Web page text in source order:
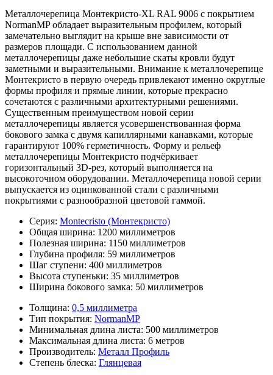
Металлочерепица Монтекристо-XL RAL 9006 с покрытием
NormanMP обладает выразительным профилем, который
замечательно выглядит на крыше вне зависимости от
размеров площади. С использованием данной
металлочерепицы даже небольшие скаты кровли будут
заметными и выразительными. Внимание к металлочерепице
Монтекристо в первую очередь привлекают именно округлые
формы профиля и прямые линии, которые прекрасно
сочетаются с различными архитектурными решениями.
Существенным преимуществом новой серии
металлочерепицы является усовершенствованная форма
бокового замка с двумя капиллярными канавками, которые
гарантируют 100% герметичность. Форму и рельеф
металлочерепицы Монтекристо подчёркивает
горизонтальный 3D-рез, который выполняется на
высокоточном оборудовании. Металлочерепица новой серии
выпускается из оцинкованной стали с различными
покрытиями с разнообразной цветовой гаммой.
Серия: Montecristo (Монтекристо)
Общая ширина: 1200 миллиметров
Полезная ширина: 1150 миллиметров
Глубина профиля: 59 миллиметров
Шаг ступени: 400 миллиметров
Высота ступеньки: 35 миллиметров
Ширина бокового замка: 50 миллиметров
Толщина: 0,5 миллиметра
Тип покрытия: NormanMP
Минимальная длина листа: 500 миллиметров
Максимальная длина листа: 6 метров
Производитель: Металл Профиль
Степень блеска: Глянцевая